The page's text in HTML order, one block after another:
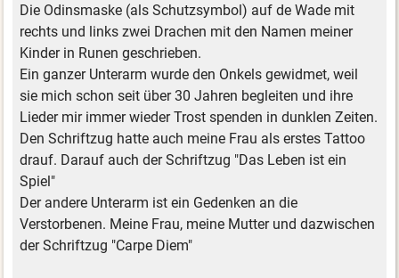
Die Odinsmaske (als Schutzsymbol) auf de Wade mit
rechts und links zwei Drachen mit den Namen meiner
Kinder in Runen geschrieben.
Ein ganzer Unterarm wurde den Onkels gewidmet, weil
sie mich schon seit über 30 Jahren begleiten und ihre
Lieder mir immer wieder Trost spenden in dunklen Zeiten.
Den Schriftzug hatte auch meine Frau als erstes Tattoo
drauf. Darauf auch der Schriftzug "Das Leben ist ein
Spiel"
Der andere Unterarm ist ein Gedenken an die
Verstorbenen. Meine Frau, meine Mutter und dazwischen
der Schriftzug "Carpe Diem"